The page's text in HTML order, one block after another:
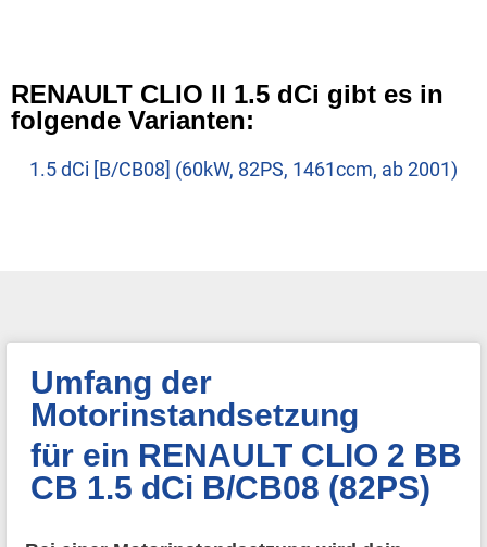
RENAULT CLIO II 1.5 dCi gibt es in
folgende Varianten:
1.5 dCi [B/CB08] (60kW, 82PS, 1461ccm, ab 2001)
Umfang der
Motorinstandsetzung
für ein RENAULT CLIO 2 BB
CB 1.5 dCi B/CB08 (82PS)